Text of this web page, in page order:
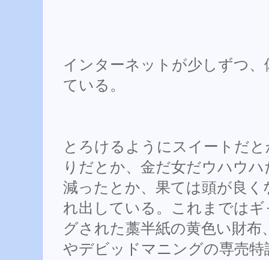
インターネットが少しずつ
ている。
とろけるようにスイートだ
りだとか、金だ女だウハウ
減ったとか、果ては頭が良
れ出している。これまでは
グされた藁半紙の黄色い財布
やデビッドマニングの専売